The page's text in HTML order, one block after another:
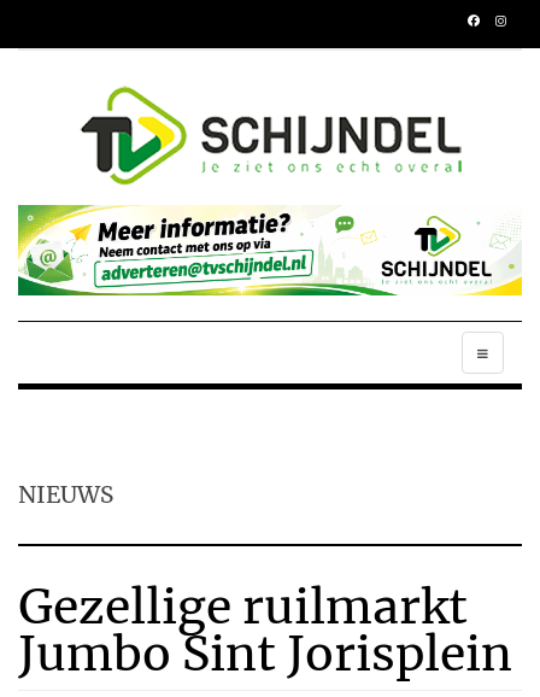
NIEUWS
Gezellige ruilmarkt
Jumbo Sint Jorisplein